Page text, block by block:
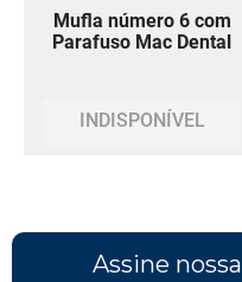
Mufla número 6 com
Parafuso Mac Dental
INDISPONÍVEL
Assine nossa